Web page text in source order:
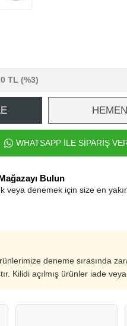
TL (%3)
WHATSAPP İLE SİPARİŞ
Bulun
veya denemek için size en
deneme sırasında
Kilidi açılmış ürünler iade